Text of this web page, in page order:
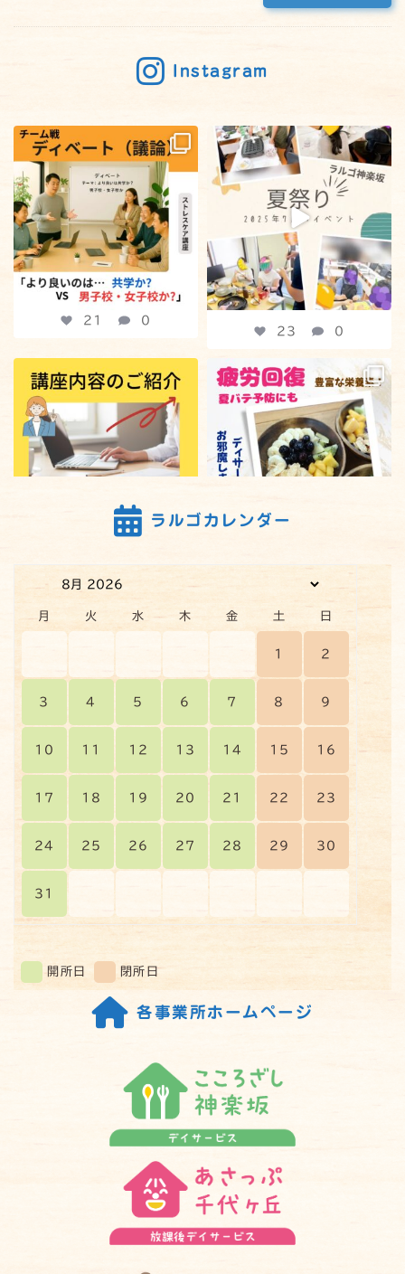
Instagram
【職場で役立つメリット満載の
「ディベート」をおこないまし
た！】
:
21 0
21 0
23 0
23 0
【注目！ラルゴ神楽坂の講座紹介
です】
24
疲労回復に効果的なスーパーフー
ド、「アサイーボウル」を作りま
した！
：
...
31 0
【観葉植物を育てています】～園
に～
36 0
就労移行支援事業所 ラルゴ神楽
坂 東京都新宿区 「ラルゴ神楽
坂ツアー動画」です。
49 0
49 0
読む込む
ラルゴカレンダー
月 火 水 木 金 土 日
1 2
3 4 5 6 7 8 9
10 11 12 13 14 15 16
17 18 19 20 21 22 23
24 25 26 27 28 29 30
31
開所日 閉所日
各事業所ホームページ